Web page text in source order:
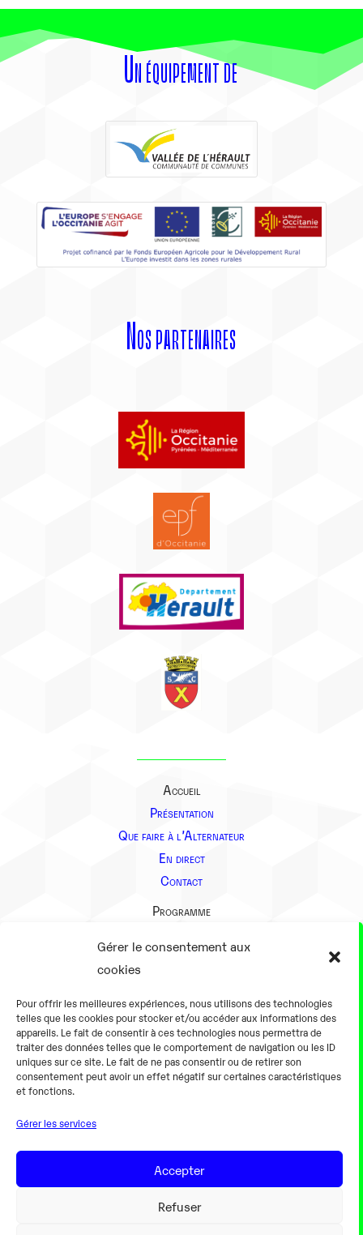
Gérer le consentement aux
cookies
Pour offrir les meilleures expériences, nous utilisons des technologies
telles que les cookies pour stocker et/ou accéder aux informations des
appareils. Le fait de consentir à ces technologies nous permettra de
traiter des données telles que le comportement de navigation ou les ID
uniques sur ce site. Le fait de ne pas consentir ou de retirer son
consentement peut avoir un effet négatif sur certaines caractéristiques
et fonctions.
Gérer les services
Accepter
Refuser
Un équipement de
Nos partenaires
Accueil
Présentation
Que faire à l’Alternateur
En direct
Contact
Programme
Présentation
En pratique
Tarifs et horaires
Salles
Équipements numériques
Gaming